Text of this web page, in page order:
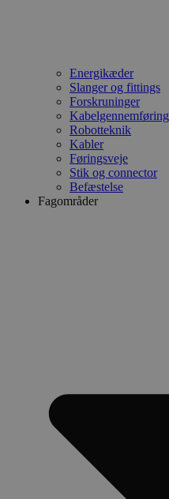
Energikæder
Slanger og fittings
Forskruninger
Kabelgennemføring
Robotteknik
Kabler
Føringsveje
Stik og connector
Befæstelse
Fagområder